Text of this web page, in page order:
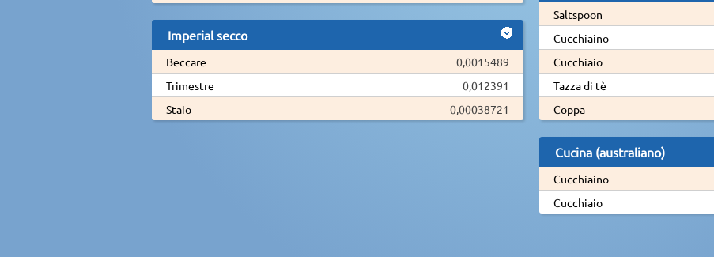
Imperial secco
Beccare
0,0015489
Trimestre
0,012391
Staio
0,00038721
Saltspoon
Cucchiaino
Cucchiaio
Tazza di tè
Coppa
Cucina (australiano)
Cucchiaino
Cucchiaio